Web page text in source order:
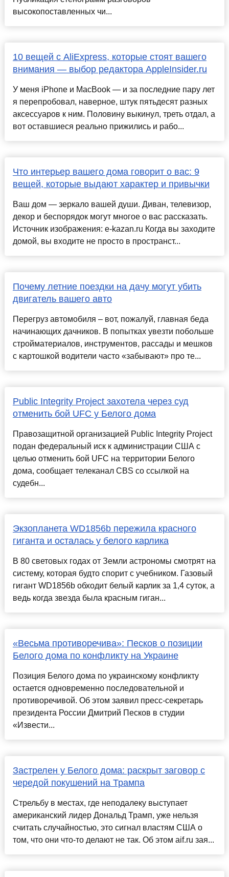
высокопоставленных чи...
10 вещей с AliExpress, которые стоят вашего
внимания — выбор редактора AppleInsider.ru
У меня iPhone и MacBook — и за последние пару лет
я перепробовал, наверное, штук пятьдесят разных
аксессуаров к ним. Половину выкинул, треть отдал, а
вот оставшиеся реально прижились и рабо...
Что интерьер вашего дома говорит о вас: 9
вещей, которые выдают характер и привычки
Ваш дом — зеркало вашей души. Диван, телевизор,
декор и беспорядок могут многое о вас рассказать.
Источник изображения: e-kazan.ru Когда вы заходите
домой, вы входите не просто в пространст...
Почему летние поездки на дачу могут убить
двигатель вашего авто
Перегруз автомобиля – вот, пожалуй, главная беда
начинающих дачников. В попытках увезти побольше
стройматериалов, инструментов, рассады и мешков
с картошкой водители часто «забывают» про те...
Public Integrity Project захотела через суд
отменить бой UFC у Белого дома
Правозащитной организацией Public Integrity Project
подан федеральный иск к администрации США с
целью отменить бой UFC на территории Белого
дома, сообщает телеканал CBS со ссылкой на
судебн...
Экзопланета WD1856b пережила красного
гиганта и осталась у белого карлика
В 80 световых годах от Земли астрономы смотрят на
систему, которая будто спорит с учебником. Газовый
гигант WD1856b обходит белый карлик за 1,4 суток, а
ведь когда звезда была красным гиган...
«Весьма противоречива»: Песков о позиции
Белого дома по конфликту на Украине
Позиция Белого дома по украинскому конфликту
остается одновременно последовательной и
противоречивой. Об этом заявил пресс-секретарь
президента России Дмитрий Песков в студии
«Извести...
Застрелен у Белого дома: раскрыт заговор с
чередой покушений на Трампа
Стрельбу в местах, где неподалеку выступает
американский лидер Дональд Трамп, уже нельзя
считать случайностью, это сигнал властям США о
том, что они что-то делают не так. Об этом aif.ru зая...